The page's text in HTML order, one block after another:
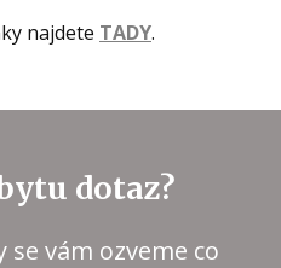
najdete TADY.
dotaz?
vám ozveme co